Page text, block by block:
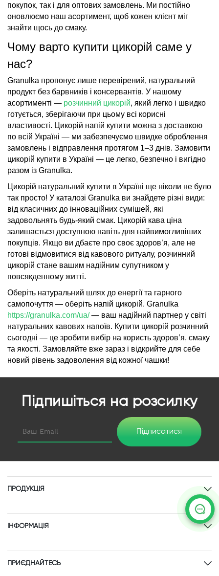
покупок, так і для оптових замовлень. Ми постійно
оновлюємо наш асортимент, щоб кожен клієнт міг
знайти щось до смаку.
Чому варто купити цикорій саме у
нас?
Granulka пропонує лише перевірений, натуральний
продукт без барвників і консервантів. У нашому
асортименті — розчинний цикорій, який легко і швидко
готується, зберігаючи при цьому всі корисні
властивості. Цикорій напій купити можна з доставкою
по всій Україні — ми забезпечуємо швидке оброблення
замовлень і відправлення протягом 1–3 днів. Замовити
цикорій купити в Україні — це легко, безпечно і вигідно
разом із Granulka.
Цикорій натуральний купити в Україні ще ніколи не було
так просто! У каталозі Granulka ви знайдете різні види:
від класичних до інноваційних сумішей, які
задовольнять будь-який смак. Цикорій кава ціна
залишається доступною навіть для найвимогливіших
покупців. Якщо ви дбаєте про своє здоров’я, але не
готові відмовитися від кавового ритуалу, розчинний
цикорій стане вашим надійним супутником у
повсякденному житті.
Оберіть натуральний шлях до енергії та гарного
самопочуття — оберіть напій цикорій. Granulka
https://granulka.com/ua/— ваш надійний партнер у світі
натуральних кавових напоїв. Купити цикорій розчинний
сьогодні — це зробити вибір на користь здоров’я, смаку
та якості. Замовляйте вже зараз і відкрийте для себе
новий рівень задоволення від кожної чашки!
Підпишіться на розсилку
Підписатися
ПРОДУКЦІЯ
ІНФОРМАЦІЯ
ПРИЄДНАЙТЕСЬ